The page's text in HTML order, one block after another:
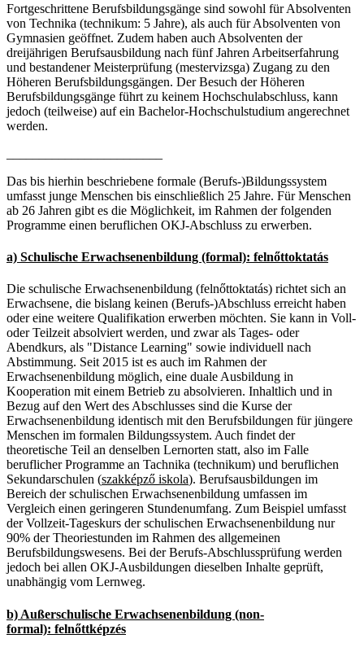
Fortgeschrittene Berufsbildungsgänge sind sowohl für Absolventen
von Technika (technikum: 5 Jahre), als auch für Absolventen von
Gymnasien geöffnet. Zudem haben auch Absolventen der
dreijährigen Berufsausbildung nach fünf Jahren Arbeitserfahrung
und bestandener Meisterprüfung (mestervizsga) Zugang zu den
Höheren Berufsbildungsgängen. Der Besuch der Höheren
Berufsbildungsgänge führt zu keinem Hochschulabschluss, kann
jedoch (teilweise) auf ein Bachelor-Hochschulstudium angerechnet
werden.
Das bis hierhin beschriebene formale (Berufs-)Bildungssystem
umfasst junge Menschen bis einschließlich 25 Jahre. Für Menschen
ab 26 Jahren gibt es die Möglichkeit, im Rahmen der folgenden
Programme einen beruflichen OKJ-Abschluss zu erwerben.
a) Schulische Erwachsenenbildung (formal): felnőttoktatás
Die schulische Erwachsenenbildung (felnőttoktatás) richtet sich an
Erwachsene, die bislang keinen (Berufs-)Abschluss erreicht haben
oder eine weitere Qualifikation erwerben möchten. Sie kann in Voll-
oder Teilzeit absolviert werden, und zwar als Tages- oder
Abendkurs, als "Distance Learning" sowie individuell nach
Abstimmung. Seit 2015 ist es auch im Rahmen der
Erwachsenenbildung möglich, eine duale Ausbildung in
Kooperation mit einem Betrieb zu absolvieren. Inhaltlich und in
Bezug auf den Wert des Abschlusses sind die Kurse der
Erwachsenenbildung identisch mit den Berufsbildungen für jüngere
Menschen im formalen Bildungssystem. Auch findet der
theoretische Teil an denselben Lernorten statt, also im Falle
beruflicher Programme an Tachnika (technikum) und beruflichen
Sekundarschulen (szakképző iskola). Berufsausbildungen im
Bereich der schulischen Erwachsenenbildung umfassen im
Vergleich einen geringeren Stundenumfang. Zum Beispiel umfasst
der Vollzeit-Tageskurs der schulischen Erwachsenenbildung nur
90% der Theoriestunden im Rahmen des allgemeinen
Berufsbildungswesens. Bei der Berufs-Abschlussprüfung werden
jedoch bei allen OKJ-Ausbildungen dieselben Inhalte geprüft,
unabhängig vom Lernweg.
b) Außerschulische Erwachsenenbildung (non-
formal): felnőttképzés